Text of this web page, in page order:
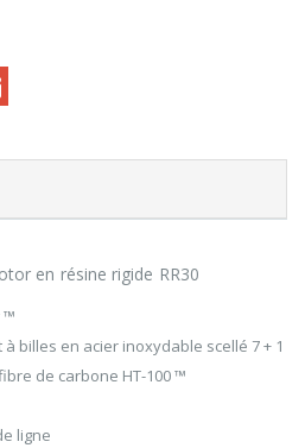
en résine rigide RR30
™
billes en acier inoxydable scellé 7 + 1
de carbone HT-100 ™
ligne